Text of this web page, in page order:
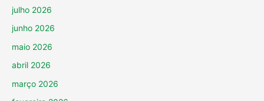
julho 2026
junho 2026
maio 2026
abril 2026
março 2026